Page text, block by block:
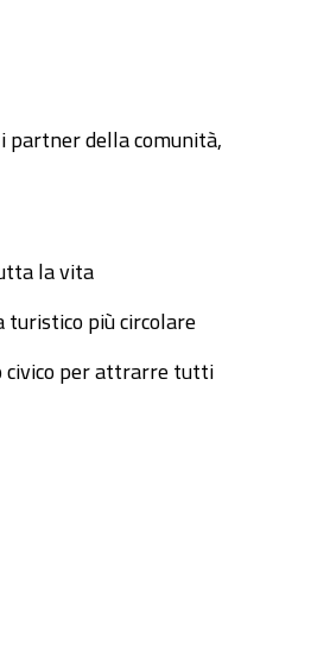
partner della comunità,
la vita
più circolare
civico per attrarre tutti